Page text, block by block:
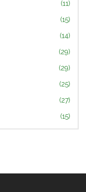
(11)
(15)
(14)
(29)
(29)
(25)
(27)
(15)